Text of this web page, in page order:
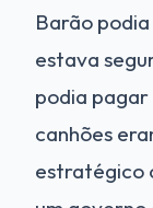
Barão
estava
podia pagar
canhões
estratégico